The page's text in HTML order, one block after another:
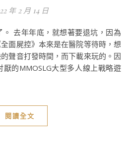
年 2 月 14 日
面屍控》本來是在醫院等待時，想
聲音打發時間，而下載來玩的。因
的MMOSLG大型多人線上戰略遊
閱讀全文